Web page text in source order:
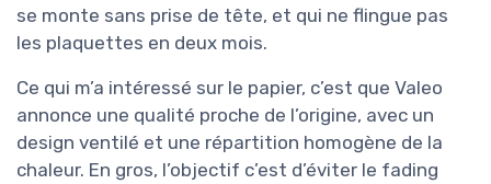
se monte sans prise de tête, et qui ne flingue pas
les plaquettes en deux mois.
Ce qui m’a intéressé sur le papier, c’est que Valeo
annonce une qualité proche de l’origine, avec un
design ventilé et une répartition homogène de la
chaleur. En gros, l’objectif c’est d’éviter le fading